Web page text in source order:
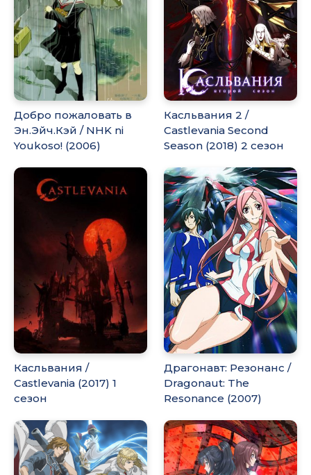
Добро пожаловать в
Эн.Эйч.Кэй / NHK ni
Youkoso! (2006)
Касльвания 2 /
Castlevania Second
Season (2018) 2 сезон
Касльвания /
Castlevania (2017) 1
сезон
Драгонавт: Резонанс /
Dragonaut: The
Resonance (2007)